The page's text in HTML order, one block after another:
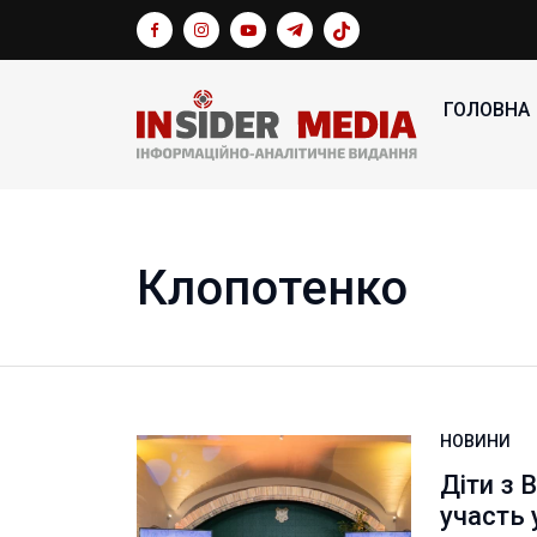
ГОЛОВНА
Клопотенко
НОВИНИ
Діти з
участь